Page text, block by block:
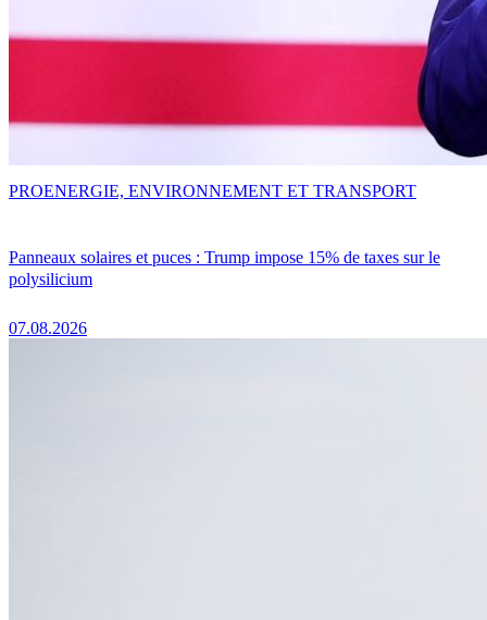
Panneaux solaires et puces : Trump impose 15% de taxes sur le
polysilicium
07.08.2026
PROENERGIE, ENVIRONNEMENT ET TRANSPORT